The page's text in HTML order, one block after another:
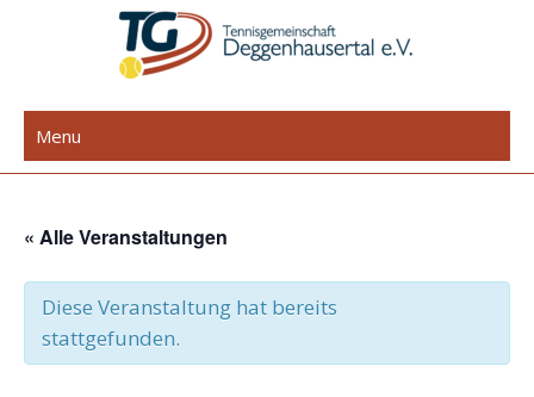
TG Deggenhausertal e.V.
Menu
« Alle Veranstaltungen
Diese Veranstaltung hat bereits
stattgefunden.